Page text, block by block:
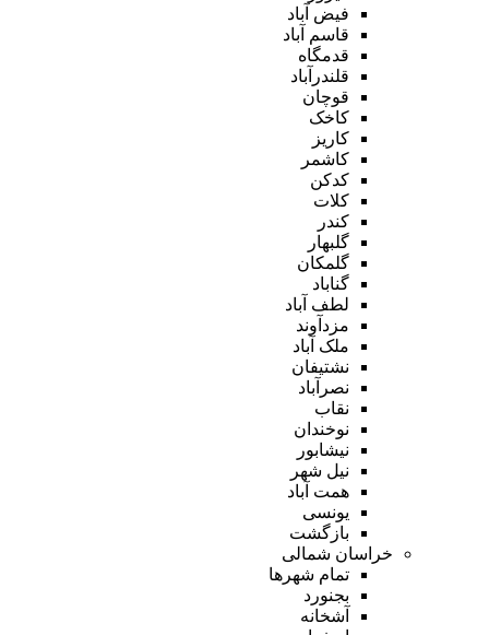
فیض آباد
قاسم آباد
قدمگاه
قلندرآباد
قوچان
کاخک
کاریز
کاشمر
کدکن
کلات
کندر
گلبهار
گلمکان
گناباد
لطف آباد
مزدآوند
ملک آباد
نشتیفان
نصرآباد
نقاب
نوخندان
نیشابور
نیل شهر
همت آباد
یونسی
بازگشت
خراسان شمالی
تمام شهر‌ها
بجنورد
آشخانه